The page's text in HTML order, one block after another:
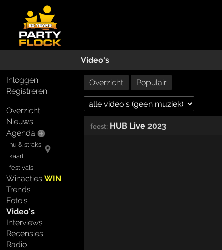
Video's
Inloggen
Registreren
Overzicht
Nieuws
Agenda
nu & straks
kaart
festivals
WinactiesWIN
Trends
Foto's
Video's
Interviews
Recensies
Radio
Overzicht Populair
feest: HUB Live 2023